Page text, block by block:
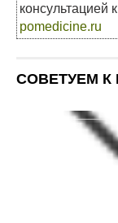
консультацией
pomedicine.ru
СОВЕТУЕМ